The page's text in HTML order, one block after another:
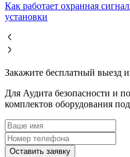
Как работает охранная
установки
Закажите бесплатный выезд
Для Аудита безопасности и
комплектов оборудования
Оставить заявку